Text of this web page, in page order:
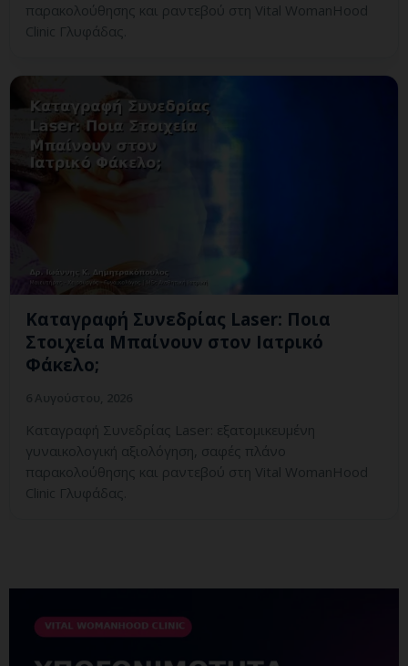
παρακολούθησης και ραντεβού στη Vital WomanHood
Clinic Γλυφάδας.
Καταγραφή Συνεδρίας Laser: Ποια
Στοιχεία Μπαίνουν στον Ιατρικό
Φάκελο;
Καταγραφή Συνεδρίας Laser: εξατομικευμένη
γυναικολογική αξιολόγηση, σαφές πλάνο
παρακολούθησης και ραντεβού στη Vital WomanHood
Clinic Γλυφάδας.